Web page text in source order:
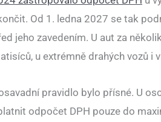
Od 1. ledna 2027 se tak
jeho zavedením. U aut za
u extrémně drahých vozů i
pravidlo bylo přísné. U
odpočet DPH pouze do